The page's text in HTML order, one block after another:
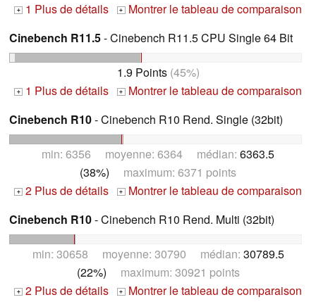
+ 1 Plus de détails + Montrer le tableau de comparaison
Cinebench R11.5- Cinebench R11.5 CPU Single 64 Bit
1.9 Points(45%)
+ 1 Plus de détails + Montrer le tableau de comparaison
Cinebench R10- Cinebench R10 Rend. Single (32bit)
min: 6356 moyenne: 6364 médian: 6363.5
(38%) maximum: 6371 points
+ 2 Plus de détails + Montrer le tableau de comparaison
Cinebench R10- Cinebench R10 Rend. Multi (32bit)
min: 30658 moyenne: 30790 médian: 30789.5
(22%) maximum: 30921 points
+ 2 Plus de détails + Montrer le tableau de comparaison